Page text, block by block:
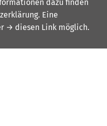
dazu finden
. Eine
→ diesen Link möglich.